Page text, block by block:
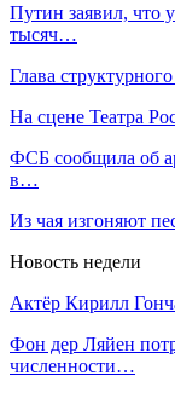
Путин заявил, что
тысяч…
Глава
На сцене Театра
ФСБ сообщила об
в…
Из чая изгоняют
Новость недели
Актёр Кирилл
Фон дер Ляйен
численности…